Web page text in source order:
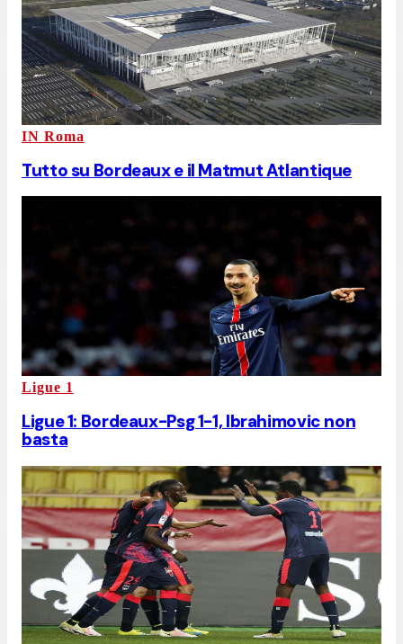
IN Roma
Tutto su Bordeaux e il Matmut Atlantique
Ligue 1
Ligue 1: Bordeaux-Psg 1-1, Ibrahimovic non
basta